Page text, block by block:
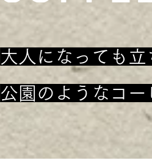
大人になっても立
公園のようなコー